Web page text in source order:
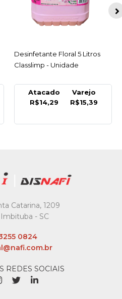
ACESSAR
Desinfetante Floral 5 Litros
Classlimp - Unidade
Atacado
R$14,29
Varejo
R$15,39
Catarina, 1209
- SC
0824
REDES SOCIAIS